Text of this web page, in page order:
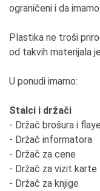
ograničeni i da
Plastika ne troši
od takvih materijala
U ponudi imamo:
Stalci i držači
- Držač brošura i
- Držač informatora
- Držač za cene
- Držač za vizit karte
- Držač za knjige